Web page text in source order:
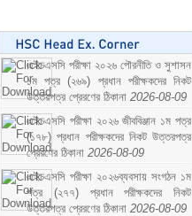
এইচএসসি পরীক্ষা ২০২৬ পৌরনীতি ও সুশাসন
১ম পত্র (২৬৯) প্রধান পরীক্ষকদের নিকট
উত্তরপত্র প্রেরণের ঠিকানা 2026-08-09
এইচএসসি পরীক্ষা ২০২৬ জীববিঞ্জান ১ম পত্র
(১৭৮) প্রধান পরীক্ষকদের নিকট উত্তরপত্র
প্রেরণের ঠিকানা 2026-08-09
এইচএসসি পরীক্ষা ২০২৬ব্যবসায় সংগঠন ১ম
পত্র (২৭৭) প্রধান পরীক্ষকদের নিকট
উত্তরপত্র প্রেরণের ঠিকানা 2026-08-09